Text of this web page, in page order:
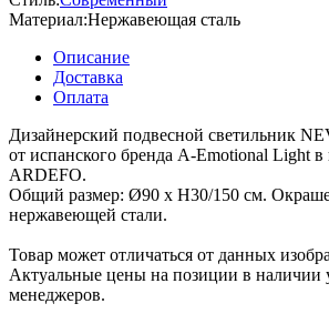
Материал:Нержавеющая сталь
Описание
Доставка
Оплата
Дизайнерский подвесной светильник
от испанского бренда A-Emotional Light
ARDEFO.
Общий размер: Ø90 х H30/150 см.
нержавеющей стали.
Товар может отличаться от данных
Актуальные цены на позиции в наличии
менеджеров.